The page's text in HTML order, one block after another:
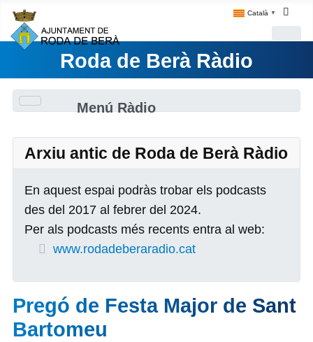
Català ▼
Roda de Berà Ràdio
Menú Ràdio
Arxiu antic de Roda de Berà Ràdio
En aquest espai podràs trobar els podcasts
des del 2017 al febrer del 2024.
Per als podcasts més recents entra al web:
www.rodadeberaradio.cat
Pregó de Festa Major de Sant
Bartomeu